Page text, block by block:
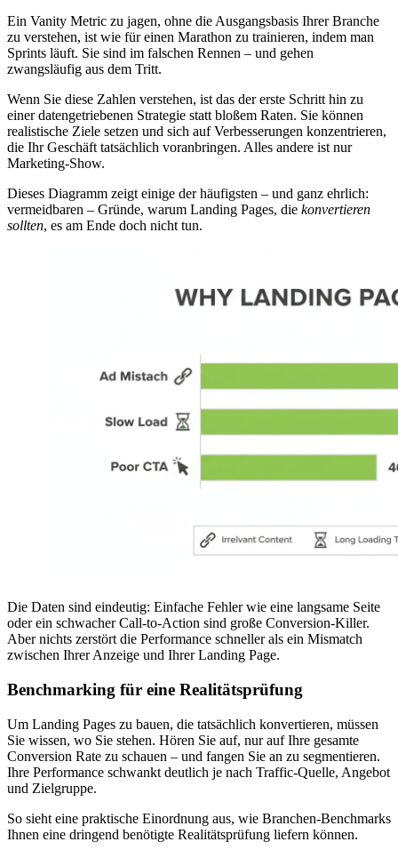
Ein Vanity Metric zu jagen, ohne die Ausgangsbasis Ihrer Branche
zu verstehen, ist wie für einen Marathon zu trainieren, indem man
Sprints läuft. Sie sind im falschen Rennen – und gehen
zwangsläufig aus dem Tritt.
Wenn Sie diese Zahlen verstehen, ist das der erste Schritt hin zu
einer datengetriebenen Strategie statt bloßem Raten. Sie können
realistische Ziele setzen und sich auf Verbesserungen konzentrieren,
die Ihr Geschäft tatsächlich voranbringen. Alles andere ist nur
Marketing-Show.
Dieses Diagramm zeigt einige der häufigsten – und ganz ehrlich:
vermeidbaren – Gründe, warum Landing Pages, die konvertieren
sollten, es am Ende doch nicht tun.
Die Daten sind eindeutig: Einfache Fehler wie eine langsame Seite
oder ein schwacher Call-to-Action sind große Conversion-Killer.
Aber nichts zerstört die Performance schneller als ein Mismatch
zwischen Ihrer Anzeige und Ihrer Landing Page.
Benchmarking für eine Realitätsprüfung
Um Landing Pages zu bauen, die tatsächlich konvertieren, müssen
Sie wissen, wo Sie stehen. Hören Sie auf, nur auf Ihre gesamte
Conversion Rate zu schauen – und fangen Sie an zu segmentieren.
Ihre Performance schwankt deutlich je nach Traffic-Quelle, Angebot
und Zielgruppe.
So sieht eine praktische Einordnung aus, wie Branchen-Benchmarks
Ihnen eine dringend benötigte Realitätsprüfung liefern können.